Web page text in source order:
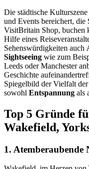
Die städtische
und Events bereichert,
VisitBritain Shop, buchen
Hilfe eines
Sehenswürdigkeiten auch
Sightseeing wie zum
Leeds oder Manchester
Geschichte
Spiegelbild der Vielfalt
sowohl Entspannung als
Top 5 Gründe
Wakefield,
1. Atemberaubende